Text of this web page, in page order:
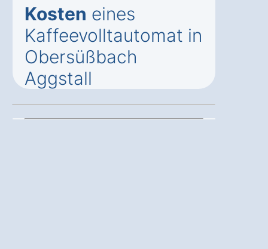
Kosten eines
Kaffeevolltautomat in
Obersüßbach
Aggstall